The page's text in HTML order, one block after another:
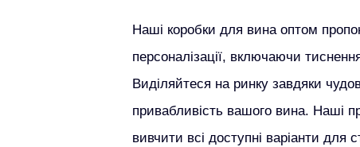
Наші коробки для вина оптом
персоналізації, включаючи
Виділяйтеся на ринку завдяки
привабливість вашого вина. Наші
вивчити всі доступні варіанти для